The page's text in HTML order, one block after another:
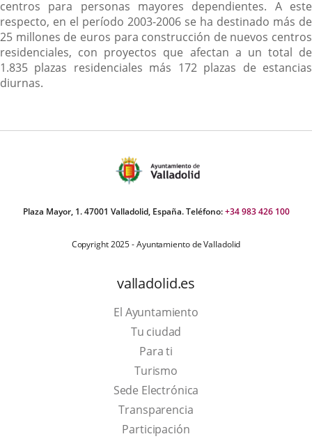
centros para personas mayores dependientes. A este
respecto, en el período 2003-2006 se ha destinado más de
25 millones de euros para construcción de nuevos centros
residenciales, con proyectos que afectan a un total de
1.835 plazas residenciales más 172 plazas de estancias
diurnas.
Plaza Mayor, 1. 47001 Valladolid, España. Teléfono:+34 983 426 100
Copyright 2025 - Ayuntamiento de Valladolid
valladolid.es
El Ayuntamiento
Tu ciudad
Para ti
TurismoThis
link
will
open
Sede Electrónica
Transparencia
Participación